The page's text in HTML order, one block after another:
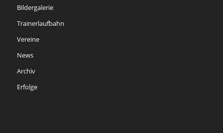
Bildergalerie
Trainerlaufbahn
Vereine
News
Archiv
Erfolge